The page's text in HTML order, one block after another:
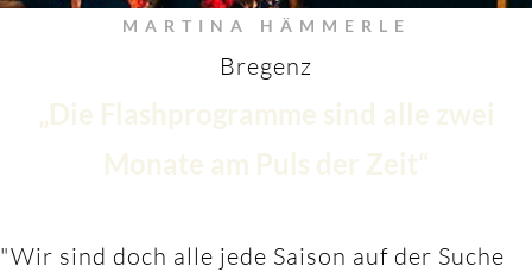
MARTINA HÄMMERLE
Bregenz
„Die Flashprogramme sind alle zwei
Monate am Puls der Zeit“
"Wir sind doch alle jede Saison auf der Suche